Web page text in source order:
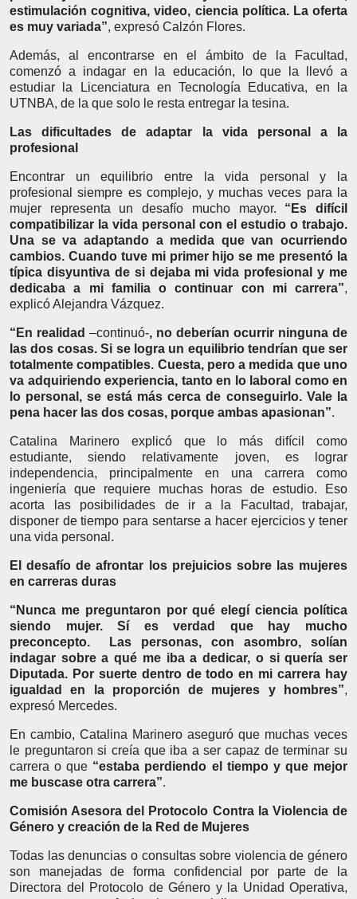
estimulación cognitiva, video, ciencia política. La oferta
es muy variada”, expresó Calzón Flores.
Además, al encontrarse en el ámbito de la Facultad,
comenzó a indagar en la educación, lo que la llevó a
estudiar la Licenciatura en Tecnología Educativa, en la
UTNBA, de la que solo le resta entregar la tesina.
Las dificultades de adaptar la vida personal a la
profesional
Encontrar un equilibrio entre la vida personal y la
profesional siempre es complejo, y muchas veces para la
mujer representa un desafío mucho mayor. “Es difícil
compatibilizar la vida personal con el estudio o trabajo.
Una se va adaptando a medida que van ocurriendo
cambios. Cuando tuve mi primer hijo se me presentó la
típica disyuntiva de si dejaba mi vida profesional y me
dedicaba a mi familia o continuar con mi carrera”,
explicó Alejandra Vázquez.
“En realidad –continuó-, no deberían ocurrir ninguna de
las dos cosas. Si se logra un equilibrio tendrían que ser
totalmente compatibles. Cuesta, pero a medida que uno
va adquiriendo experiencia, tanto en lo laboral como en
lo personal, se está más cerca de conseguirlo. Vale la
pena hacer las dos cosas, porque ambas apasionan”.
Catalina Marinero explicó que lo más difícil como
estudiante, siendo relativamente joven, es lograr
independencia, principalmente en una carrera como
ingeniería que requiere muchas horas de estudio. Eso
acorta las posibilidades de ir a la Facultad, trabajar,
disponer de tiempo para sentarse a hacer ejercicios y tener
una vida personal.
El desafío de afrontar los prejuicios sobre las mujeres
en carreras duras
“Nunca me preguntaron por qué elegí ciencia política
siendo mujer. Sí es verdad que hay mucho
preconcepto. Las personas, con asombro, solían
indagar sobre a qué me iba a dedicar, o si quería ser
Diputada. Por suerte dentro de todo en mi carrera hay
igualdad en la proporción de mujeres y hombres”,
expresó Mercedes.
En cambio, Catalina Marinero aseguró que muchas veces
le preguntaron si creía que iba a ser capaz de terminar su
carrera o que “estaba perdiendo el tiempo y que mejor
me buscase otra carrera”.
Comisión Asesora del Protocolo Contra la Violencia de
Género y creación de la Red de Mujeres
Todas las denuncias o consultas sobre violencia de género
son manejadas de forma confidencial por parte de la
Directora del Protocolo de Género y la Unidad Operativa,